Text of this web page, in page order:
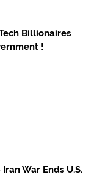
Billionaires
!
War Ends U.S.